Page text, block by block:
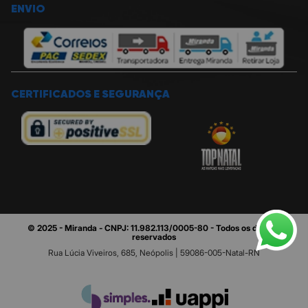
ENVIO
CERTIFICADOS E SEGURANÇA
© 2025 - Miranda - CNPJ: 11.982.113/0005-80 - Todos os direitos
reservados
Rua Lúcia Viveiros, 685, Neópolis | 59086-005-Natal-RN